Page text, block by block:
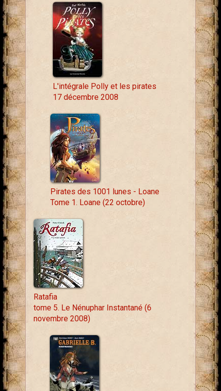
L'intégrale Polly et les pirates
17 décembre 2008
Pirates des 1001 lunes - Loane
Tome 1. Loane (22 octobre)
Ratafia
tome 5. Le Nénuphar Instantané (6
novembre 2008)